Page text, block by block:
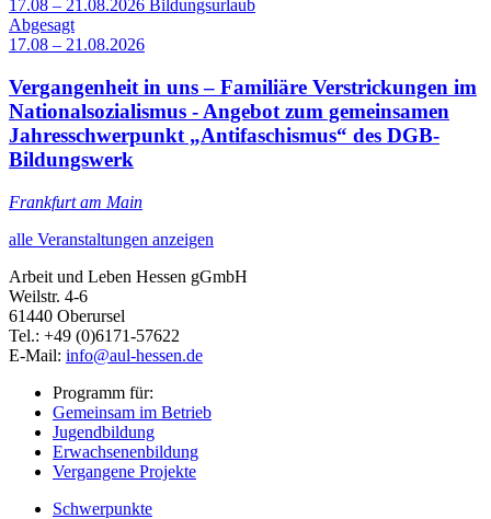
17.08 – 21.08.2026 Bildungsurlaub
Abgesagt
17.08 – 21.08.2026
Vergangenheit in uns – Familiäre Verstrickungen im
Nationalsozialismus - Angebot zum gemeinsamen
Jahresschwerpunkt „Antifaschismus“ des DGB-
Bildungswerk
Frankfurt am Main
alle Veranstaltungen anzeigen
Arbeit und Leben Hessen gGmbH
Weilstr. 4-6
61440 Oberursel
Tel.: +49 (0)6171-57622
E-Mail: info@aul-hessen.de
Programm für:
Gemeinsam im Betrieb
Jugendbildung
Erwachsenenbildung
Vergangene Projekte
Schwerpunkte